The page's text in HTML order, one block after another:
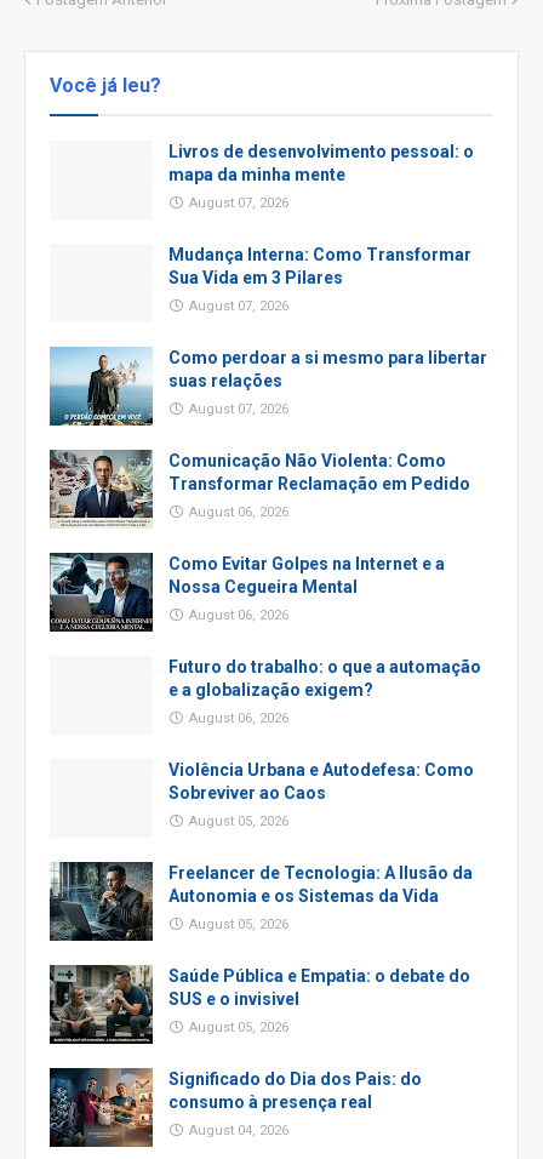
Você já leu?
Livros de desenvolvimento pessoal: o
mapa da minha mente
August 07, 2026
Mudança Interna: Como Transformar
Sua Vida em 3 Pilares
August 07, 2026
Como perdoar a si mesmo para libertar
suas relações
August 07, 2026
Comunicação Não Violenta: Como
Transformar Reclamação em Pedido
August 06, 2026
Como Evitar Golpes na Internet e a
Nossa Cegueira Mental
August 06, 2026
Futuro do trabalho: o que a automação
e a globalização exigem?
August 06, 2026
Violência Urbana e Autodefesa: Como
Sobreviver ao Caos
August 05, 2026
Freelancer de Tecnologia: A Ilusão da
Autonomia e os Sistemas da Vida
August 05, 2026
Saúde Pública e Empatia: o debate do
SUS e o invisivel
August 05, 2026
Significado do Dia dos Pais: do
consumo à presença real
August 04, 2026